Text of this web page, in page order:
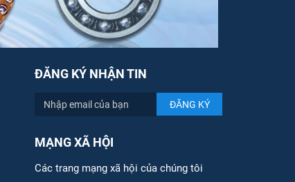
ĐĂNG KÝ NHẬN TIN
MẠNG XÃ HỘI
Các trang mạng xã hội của chúng tôi